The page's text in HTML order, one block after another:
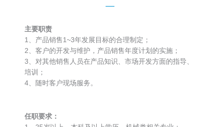
主要职责
1、产品销售1~3年发展目标的合理制定；
2、客户的开发与维护，产品销售年度计划的实施；
3、对其他销售人员在产品知识、市场开发方面的指导、
培训；
4、随时客户现场服务。
任职要求：